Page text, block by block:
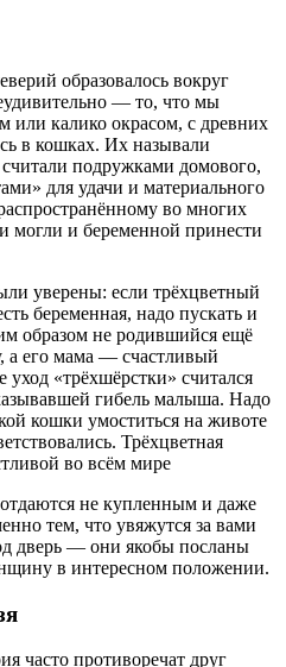
образовалось вокруг
— то, что мы
или калико окрасом, с древних
в кошках. Их называли
подружками домового,
для удачи и материального
во многих
могли и беременной принести
уверены: если трёхцветный
беременная, надо пускать и
образом не родившийся ещё
а его мама — счастливый
«трёхшёрстки» считался
гибель малыша. Надо
кошки умоститься на животе
Трёхцветная
во всём мире
не купленным и даже
тем, что увяжутся за вами
дверь — они якобы посланы
в интересном положении.
часто противоречат друг